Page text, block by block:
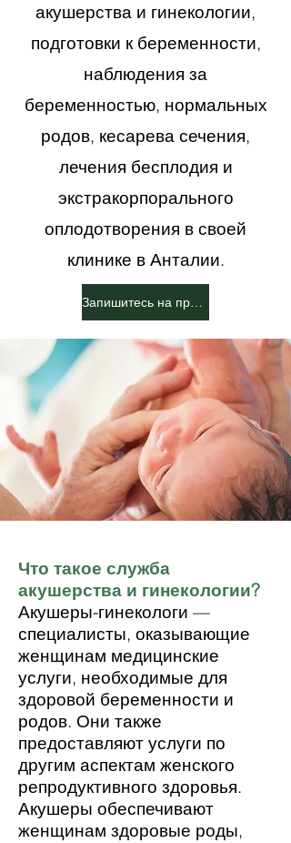
акушерства и гинекологии,
подготовки к беременности,
наблюдения за
беременностью, нормальных
родов, кесарева сечения,
лечения бесплодия и
экстракорпорального
оплодотворения в своей
клинике в Анталии.
Запишитесь на прием сейчас
Что такое служба
акушерства и гинекологии?
Акушеры-гинекологи —
специалисты, оказывающие
женщинам медицинские
услуги, необходимые для
здоровой беременности и
родов. Они также
предоставляют услуги по
другим аспектам женского
репродуктивного здоровья.
Акушеры обеспечивают
женщинам здоровые роды,